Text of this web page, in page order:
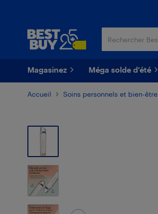
Magasinez Méga solde d'été
Accueil Soins personnels et bien-être